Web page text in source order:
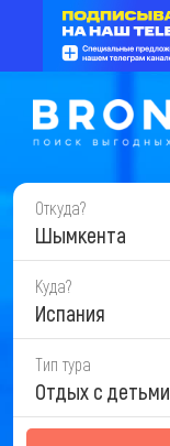
Откуда?
Шымкента
Куда?
Испания
Тип тура
Отдых с детьми